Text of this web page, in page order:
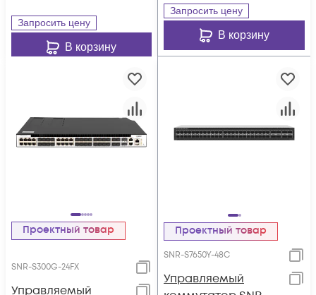
Запросить цену
В корзину
Запросить цену
В корзину
Проектный товар
SNR-S300G-24FX
Управляемый
Проектный товар
SNR-S7650Y-48C
Управляемый